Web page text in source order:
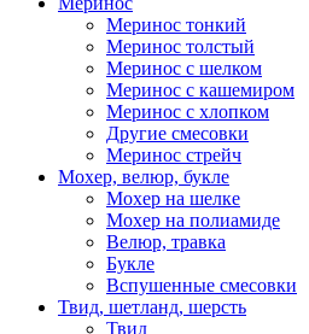
Меринос тонкий
Меринос толстый
Меринос с шелком
Меринос с кашемиром
Меринос с хлопком
Другие смесовки
Меринос стрейч
Мохер, велюр, букле
Мохер на шелке
Мохер на полиамиде
Велюр, травка
Букле
Вспушенные смесовки
Твид, шетланд, шерсть
Твид